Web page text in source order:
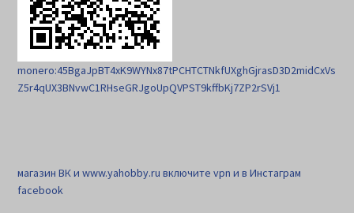
monero:45BgaJpBT4xK9WYNx87tPCHTCTNkfUXghGjrasD3D2midCxVs
Z5r4qUX3BNvwC1RHseGRJgoUpQVPST9kffbKj7ZP2rSVj1
магазин ВК и www.yahobby.ru включите vpn и в Инстаграм
facebook